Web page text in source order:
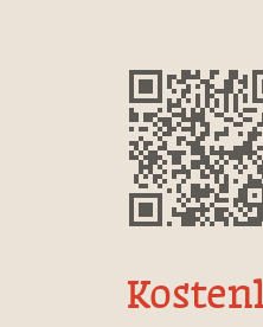
Mitfahrgelegenheit
Mitfahrgelegenheit
MFG